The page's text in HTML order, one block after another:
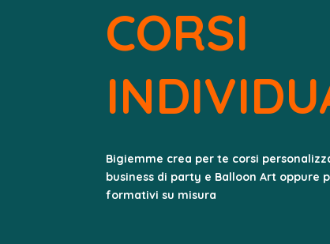
CORSI
Bigiemme crea per te corsi
business di party e Balloon Art oppure
formativi su misura